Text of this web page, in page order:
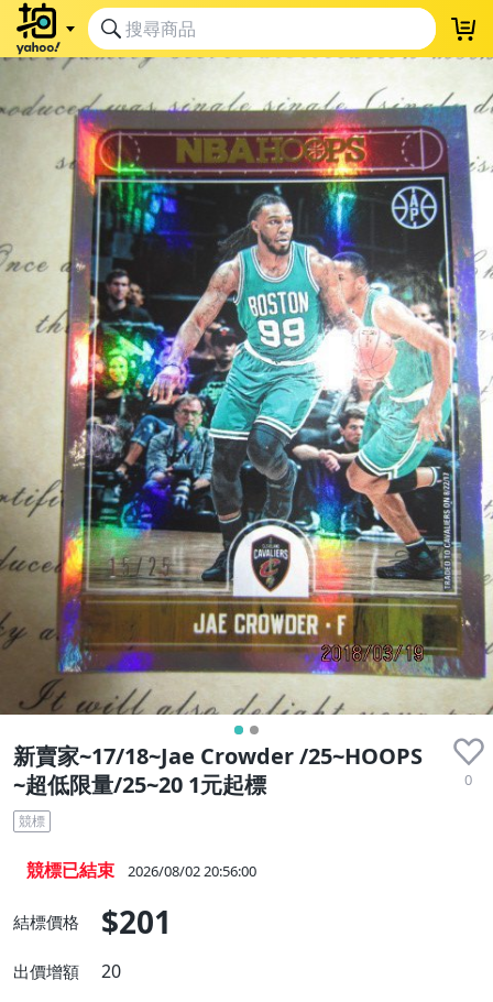
新賣家~17/18~Jae Crowder /25~HOOPS
~超低限量/25~20 1元起標
0
競標
競標已結束 2026/08/02 20:56:00
結標價格 $201
出價增額 20